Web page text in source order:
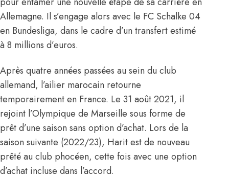
Allemagne. Il s’engage alors avec le FC Schalke 04
en Bundesliga, dans le cadre d’un transfert estimé
à 8 millions d’euros.
Après quatre années passées au sein du club
allemand, l’ailier marocain retourne
temporairement en France. Le 31 août 2021, il
rejoint l’Olympique de Marseille sous forme de
prêt d’une saison sans option d’achat. Lors de la
saison suivante (2022/23), Harit est de nouveau
prêté au club phocéen, cette fois avec une option
d’achat incluse dans l’accord.